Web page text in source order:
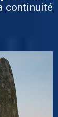
continuité